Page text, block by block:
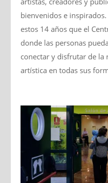
bienvenidos e
estos 14 años que el
donde las personas
conectar y disfrutar de la
artística en todas sus